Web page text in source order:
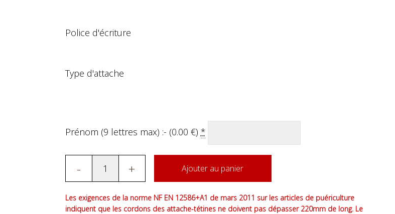
Police d'écriture
Type d'attache
Prénom (9 lettres max) :- (0.00 €) *
- + Ajouter au panier
Les exigences de la norme NF EN 12586+A1 de mars 2011 sur les articles de puériculture
indiquent que les cordons des attache-tétines ne doivent pas dépasser 220mm de long. Le